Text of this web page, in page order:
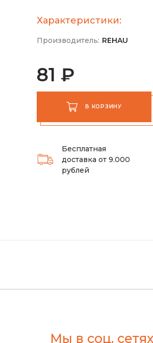
Характеристики:
Производитель: REHAU
81 ₽
В КОРЗИНУ
Бесплатная
доставка от 9.000
рублей
Мы в соц. сетях